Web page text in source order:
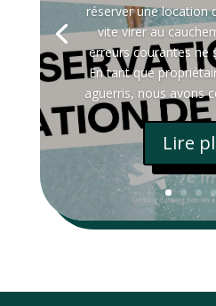
réserver une location
vite virer au
erreurs courantes ne
En tant que
aguerris, nous avons
Lire